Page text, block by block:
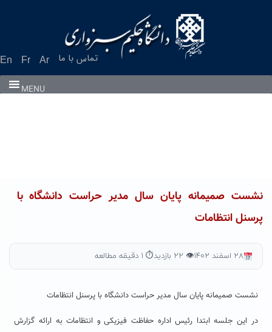
En Fr Ar تماس با ما
MENU
نشست صمیمانه پایان سال مدیر حراست دانشگاه با
پرسنل انتظامات
۲۸ اسفند ۱۴۰۲ 👁 ۲۲ بازدید ⏱ ۱ دقیقه مطالعه
نشست صمیمانه پایان سال مدیر حراست دانشگاه با پرسنل انتظامات
در این جلسه ابتدا رئیس اداره حفاظت فیزیکی و انتظامات به ارائه گزارش